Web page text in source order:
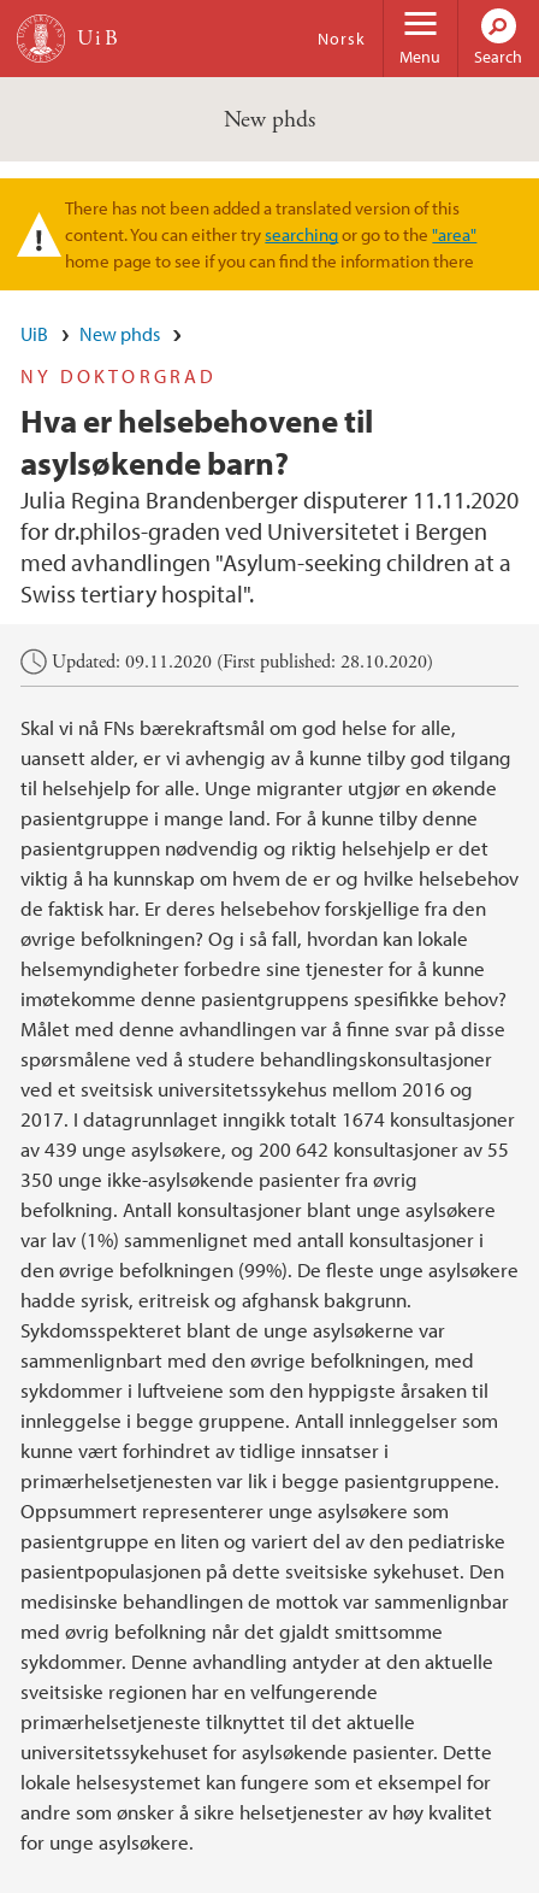
Skip to main content
Menu
Norsk
Search
New phds
Warning message
There has not been added a translated version of this
content. You can either trysearchingor go to the"area"
home page to see if you can find the information there
UiB
New phds
NY DOKTORGRAD
Hva er helsebehovene til
asylsøkende barn?
Julia Regina Brandenberger disputerer 11.11.2020
for dr.philos-graden ved Universitetet i Bergen
med avhandlingen "Asylum-seeking children at a
Swiss tertiary hospital".
Main content
Updated: 09.11.2020 (First published: 28.10.2020)
Skal vi nå FNs bærekraftsmål om god helse for alle,
uansett alder, er vi avhengig av å kunne tilby god tilgang
til helsehjelp for alle. Unge migranter utgjør en økende
pasientgruppe i mange land. For å kunne tilby denne
pasientgruppen nødvendig og riktig helsehjelp er det
viktig å ha kunnskap om hvem de er og hvilke helsebehov
de faktisk har. Er deres helsebehov forskjellige fra den
øvrige befolkningen? Og i så fall, hvordan kan lokale
helsemyndigheter forbedre sine tjenester for å kunne
imøtekomme denne pasientgruppens spesifikke behov?
Målet med denne avhandlingen var å finne svar på disse
spørsmålene ved å studere behandlingskonsultasjoner
ved et sveitsisk universitetssykehus mellom 2016 og
2017. I datagrunnlaget inngikk totalt 1674 konsultasjoner
av 439 unge asylsøkere, og 200 642 konsultasjoner av 55
350 unge ikke-asylsøkende pasienter fra øvrig
befolkning. Antall konsultasjoner blant unge asylsøkere
var lav (1%) sammenlignet med antall konsultasjoner i
den øvrige befolkningen (99%). De fleste unge asylsøkere
hadde syrisk, eritreisk og afghansk bakgrunn.
Sykdomsspekteret blant de unge asylsøkerne var
sammenlignbart med den øvrige befolkningen, med
sykdommer i luftveiene som den hyppigste årsaken til
innleggelse i begge gruppene. Antall innleggelser som
kunne vært forhindret av tidlige innsatser i
primærhelsetjenesten var lik i begge pasientgruppene.
Oppsummert representerer unge asylsøkere som
pasientgruppe en liten og variert del av den pediatriske
pasientpopulasjonen på dette sveitsiske sykehuset. Den
medisinske behandlingen de mottok var sammenlignbar
med øvrig befolkning når det gjaldt smittsomme
sykdommer. Denne avhandling antyder at den aktuelle
sveitsiske regionen har en velfungerende
primærhelsetjeneste tilknyttet til det aktuelle
universitetssykehuset for asylsøkende pasienter. Dette
lokale helsesystemet kan fungere som et eksempel for
andre som ønsker å sikre helsetjenester av høy kvalitet
for unge asylsøkere.